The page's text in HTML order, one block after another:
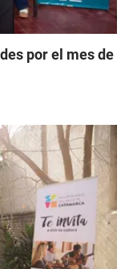
por el mes de